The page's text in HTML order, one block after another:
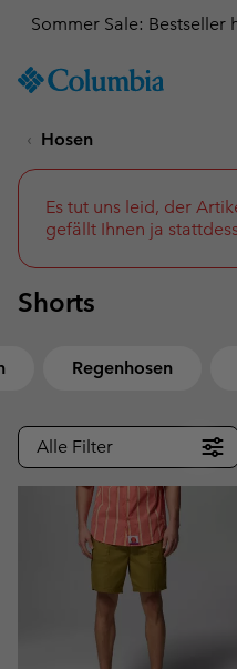
TO
SKIP
NAV
SKIP
TO
SEARCH
Sommer Sale: Bestseller
Hosen
Es tut uns leid, der
gefällt Ihnen ja
Shorts
Regenhosen
Alle Filter